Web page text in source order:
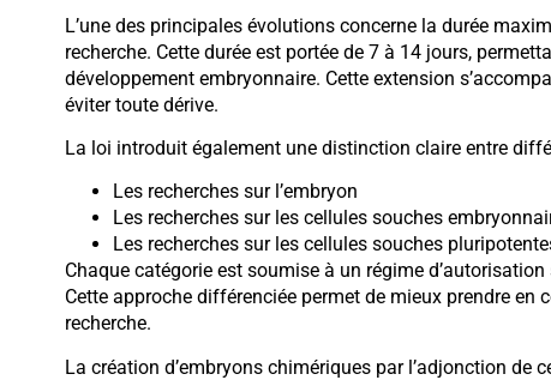
L’une des principales évolutions concerne la durée
recherche. Cette durée est portée de 7 à 14 jours,
développement embryonnaire. Cette extension
éviter toute dérive.
La loi introduit également une distinction claire entre
Les recherches sur l’embryon
Les recherches sur les cellules souches
Les recherches sur les cellules souches
Chaque catégorie est soumise à un régime
Cette approche différenciée permet de mieux prendre
recherche.
La création d’embryons chimériques par l’adjonction